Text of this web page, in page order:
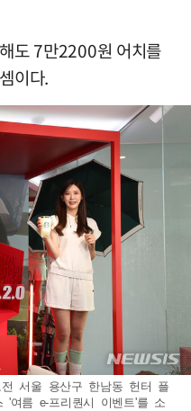
도 7만2200원 어치를
이다.
서울 용산구 한남동 헌터 플
'여름 e-프리퀀시 이벤트'를 소